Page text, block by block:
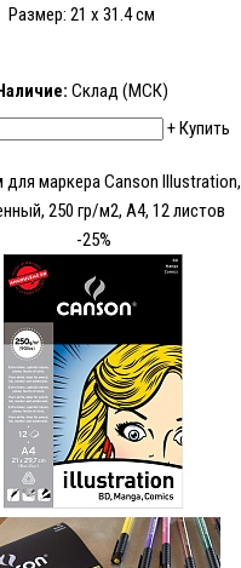
Размер: 21 х 31.4 см
Склад (МСК)
+Купить
маркера Canson Illustration,
250 гр/м2, А4, 12 листов
-25%